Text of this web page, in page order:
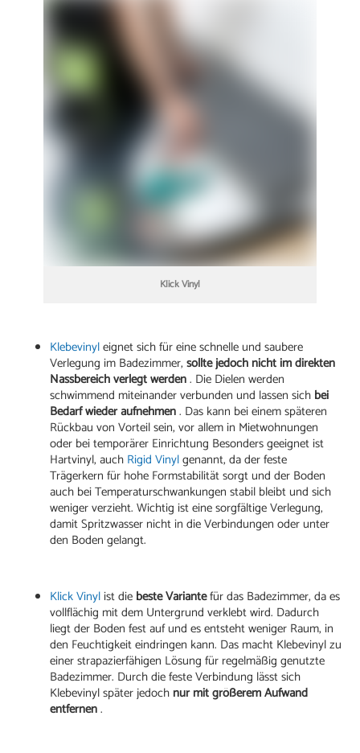
Klick Vinyl
Klebevinyleignet sich für eine schnelle und saubere
Verlegung im Badezimmer,sollte jedoch nicht im direkten
Nassbereich verlegt werden. Die Dielen werden
schwimmend miteinander verbunden und lassen sich bei
Bedarf wieder aufnehmen. Das kann bei einem späteren
Rückbau von Vorteil sein, vor allem in Mietwohnungen
oder bei temporärer Einrichtung Besonders geeignet ist
Hartvinyl, auch Rigid Vinylgenannt, da der feste
Trägerkern für hohe Formstabilität sorgt und der Boden
auch bei Temperaturschwankungen stabil bleibt und sich
weniger verzieht. Wichtig ist eine sorgfältige Verlegung,
damit Spritzwasser nicht in die Verbindungen oder unter
den Boden gelangt.
Klick Vinylist die beste Variantefür das Badezimmer, da es
vollflächig mit dem Untergrund verklebt wird. Dadurch
liegt der Boden fest auf und es entsteht weniger Raum, in
den Feuchtigkeit eindringen kann. Das macht Klebevinyl zu
einer strapazierfähigen Lösung für regelmäßig genutzte
Badezimmer. Durch die feste Verbindung lässt sich
Klebevinyl später jedoch nur mit größerem Aufwand
entfernen.